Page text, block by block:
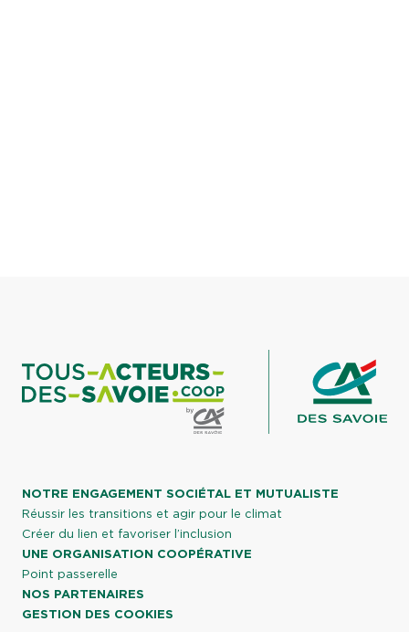
NOTRE ENGAGEMENT SOCIÉTAL ET MUTUALISTE
Réussir les transitions et agir pour le climat
Créer du lien et favoriser l’inclusion
UNE ORGANISATION COOPÉRATIVE
Point passerelle
NOS PARTENAIRES
GESTION DES COOKIES